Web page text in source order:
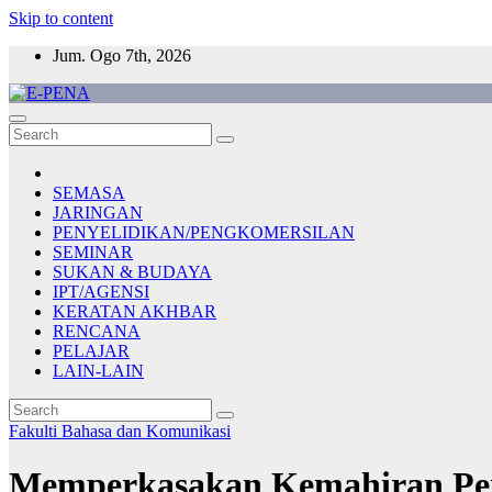
Skip to content
Jum. Ogo 7th, 2026
E-PENA
Berita Digital Terkini
SEMASA
JARINGAN
PENYELIDIKAN/PENGKOMERSILAN
SEMINAR
SUKAN & BUDAYA
IPT/AGENSI
KERATAN AKHBAR
RENCANA
PELAJAR
LAIN-LAIN
Fakulti Bahasa dan Komunikasi